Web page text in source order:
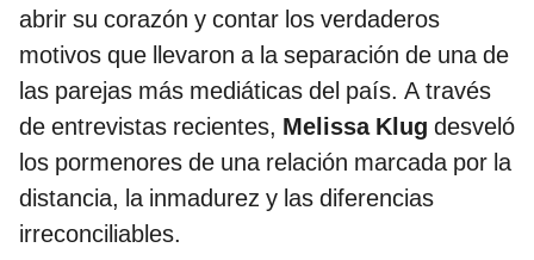
abrir su corazón y contar los verdaderos
motivos que llevaron a la separación de una de
las parejas más mediáticas del país. A través
de entrevistas recientes, Melissa Klug desveló
los pormenores de una relación marcada por la
distancia, la inmadurez y las diferencias
irreconciliables.